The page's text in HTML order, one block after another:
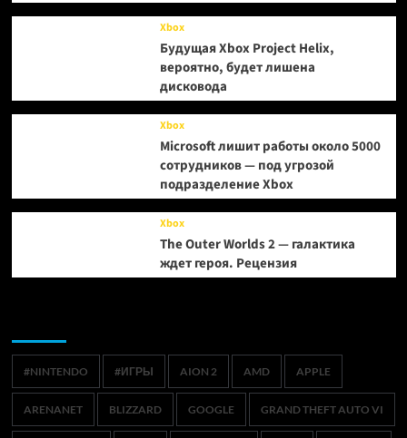
Xbox
Будущая Xbox Project Helix,
вероятно, будет лишена
дисковода
Xbox
Microsoft лишит работы около 5000
сотрудников — под угрозой
подразделение Xbox
Xbox
The Outer Worlds 2 — галактика
ждет героя. Рецензия
#NINTENDO #ИГРЫ AION 2 AMD APPLE
ARENANET BLIZZARD GOOGLE GRAND THEFT AUTO VI